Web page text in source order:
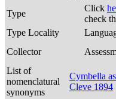
Type
Click
check
Type Locality
Collector
List of
nomenclatural
synonyms
Cymbella
Cleve 1894